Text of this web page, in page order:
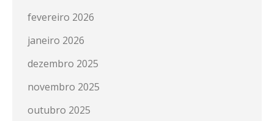
fevereiro 2026
janeiro 2026
dezembro 2025
novembro 2025
outubro 2025